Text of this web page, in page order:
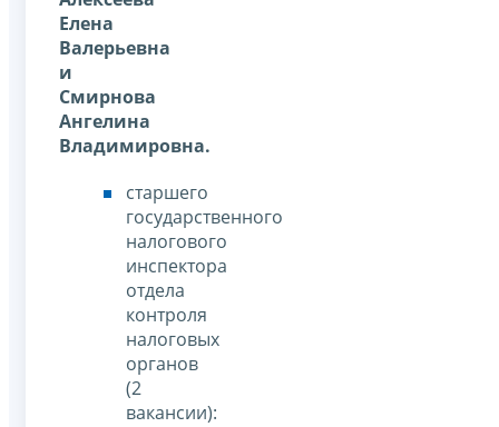
Елена
Валерьевна
и
Смирнова
Ангелина
Владимировна.
старшего
государственного
налогового
инспектора
отдела
контроля
налоговых
органов
(2
вакансии):